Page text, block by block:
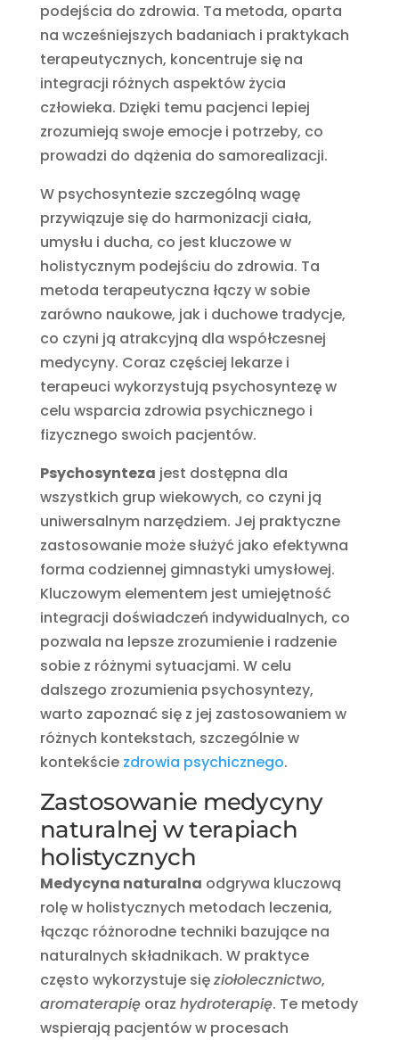
podejścia do zdrowia. Ta metoda, oparta
na wcześniejszych badaniach i praktykach
terapeutycznych, koncentruje się na
integracji różnych aspektów życia
człowieka. Dzięki temu pacjenci lepiej
zrozumieją swoje emocje i potrzeby, co
prowadzi do dążenia do samorealizacji.
W psychosyntezie szczególną wagę
przywiązuje się do harmonizacji ciała,
umysłu i ducha, co jest kluczowe w
holistycznym podejściu do zdrowia. Ta
metoda terapeutyczna łączy w sobie
zarówno naukowe, jak i duchowe tradycje,
co czyni ją atrakcyjną dla współczesnej
medycyny. Coraz częściej lekarze i
terapeuci wykorzystują psychosyntezę w
celu wsparcia zdrowia psychicznego i
fizycznego swoich pacjentów.
Psychosynteza jest dostępna dla
wszystkich grup wiekowych, co czyni ją
uniwersalnym narzędziem. Jej praktyczne
zastosowanie może służyć jako efektywna
forma codziennej gimnastyki umysłowej.
Kluczowym elementem jest umiejętność
integracji doświadczeń indywidualnych, co
pozwala na lepsze zrozumienie i radzenie
sobie z różnymi sytuacjami. W celu
dalszego zrozumienia psychosyntezy,
warto zapoznać się z jej zastosowaniem w
różnych kontekstach, szczególnie w
kontekście zdrowia psychicznego.
Zastosowanie medycyny
naturalnej w terapiach
holistycznych
Medycyna naturalna odgrywa kluczową
rolę w holistycznych metodach leczenia,
łącząc różnorodne techniki bazujące na
naturalnych składnikach. W praktyce
często wykorzystuje sięziołolecznictwo,
aromaterapięoraz hydroterapię. Te metody
wspierają pacjentów w procesach